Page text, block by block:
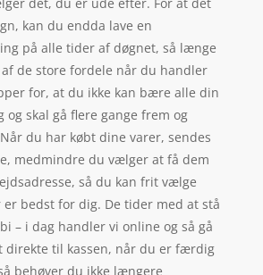
kan du endda lave en
på alle tider af døgnet, så længe
de store fordele når du handler
for, at du ikke kan bære alle din
og skal gå flere gange frem og
du har købt dine varer, sendes
medmindre du vælger at få dem
så du kan frit vælge
bedst for dig. De tider med at stå
– i dag handler vi online og så gå
direkte til kassen, når du er færdig
behøver du ikke længere